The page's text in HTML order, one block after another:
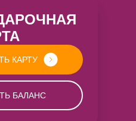
КАРТУ
БАЛАНС